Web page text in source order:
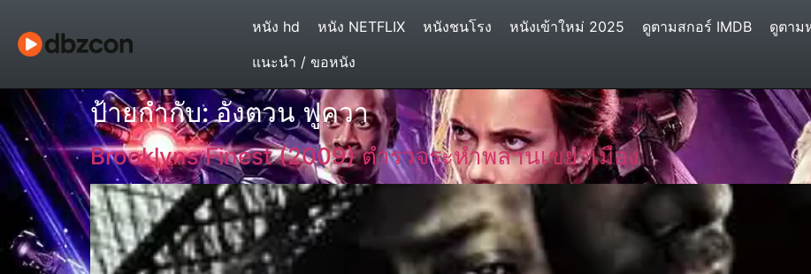
หนัง hd หนัง NETFLIX หนังชนโรง หนังเข้าใหม่ 2025 ดูตามสกอร์ IMDB
ดูตาม
แนะนำ / ขอหนัง
ป้ายกำกับ:อังตวน ฟูควา
Brooklyns Finest (2009) ตำรวจระห่ำพล่านเขย่าเมือง